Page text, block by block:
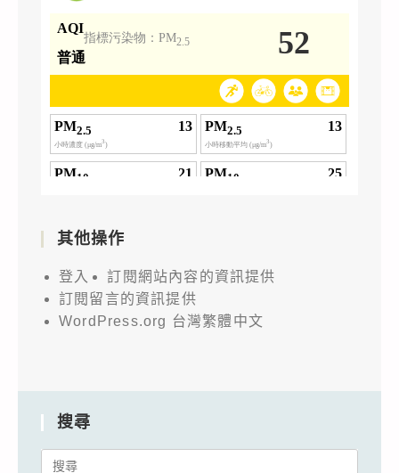
其他操作
登入
訂閱網站內容的資訊提供
訂閱留言的資訊提供
WordPress.org 台灣繁體中文
搜尋
Search